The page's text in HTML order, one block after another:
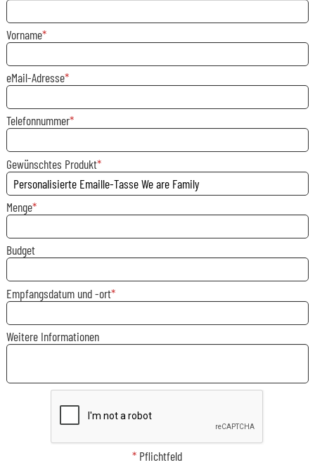
Vorname
eMail-Adresse
Telefonnummer
Gewünschtes Produkt
Menge
Budget
Empfangsdatum und -ort
Weitere Informationen
* Pflichtfeld